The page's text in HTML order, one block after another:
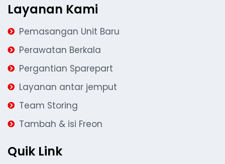
Layanan Kami
Pemasangan Unit Baru
Perawatan Berkala
Pergantian Sparepart
Layanan antar jemput
Team Storing
Tambah & isi Freon
Quik Link